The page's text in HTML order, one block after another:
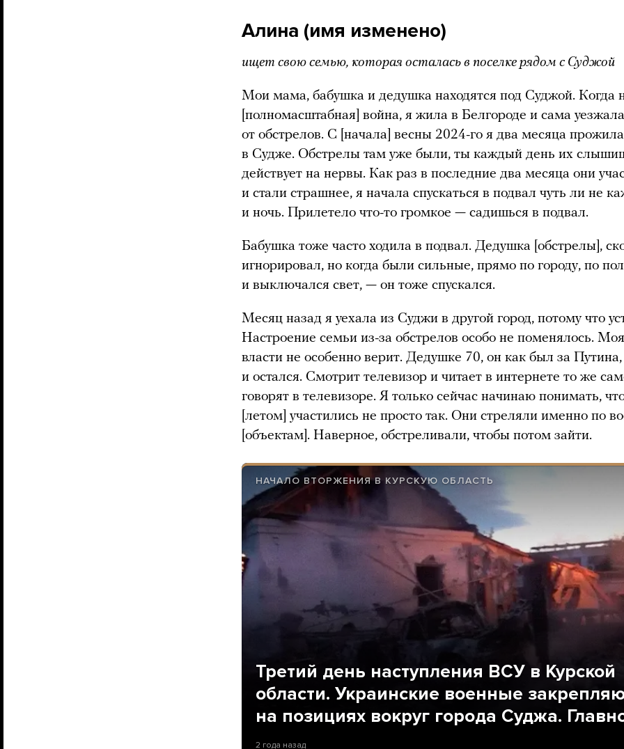
Алина (имя изменено)
ищет свою семью, которая осталась в поселке рядом с Суджой
Мои мама, бабушка и дедушка находятся под Суджой. Когда
[полномасштабная] война, я жила в Белгороде и сама уезжала
от обстрелов. С [начала] весны 2024-го я два месяца
в Судже. Обстрелы там уже были, ты каждый день их
действует на нервы. Как раз в последние два месяца они
и стали страшнее, я начала спускаться в подвал чуть ли не
и ночь. Прилетело что-то громкое — садишься в подвал.
Бабушка тоже часто ходила в подвал. Дедушка [обстрелы],
игнорировал, но когда были сильные, прямо по городу, по
и выключался свет, — он тоже спускался.
Месяц назад я уехала из Суджи в другой город, потому что
Настроение семьи из-за обстрелов особо не поменялось.
власти не особенно верит. Дедушке 70, он как был за Путина,
и остался. Смотрит телевизор и читает в интернете то же
говорят в телевизоре. Я только сейчас начинаю понимать,
[летом] участились не просто так. Они стреляли именно по
[объектам]. Наверное, обстреливали, чтобы потом зайти.
НАЧАЛО ВТОРЖЕНИЯ В КУРСКУЮ ОБЛАСТЬ
Третий день наступления ВСУ в Курской
области. Украинские военные
на позициях вокруг города Суджа.
2 года назад